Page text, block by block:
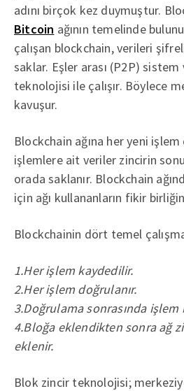
adını birçok kez duymuştur.
Bitcoin ağının temelinde
çalışan blockchain, verileri
saklar. Eşler arası (P2P)
teknolojisi ile çalışır. Böylece
kavuşur.
Blockchain ağına her yeni
işlemlere ait veriler zincirin
orada saklanır. Blockchain
için ağı kullananların fikir
Blockchainin dört temel çalışma
1.Her işlem kaydedilir.
2.Her işlem doğrulanır.
3.Doğrulama sonrasında
4.Bloğa eklendikten sonra ağ
eklenir.
Blok zincir teknolojisi;